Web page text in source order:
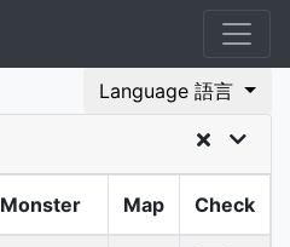
Language 語言
Monster Map Check